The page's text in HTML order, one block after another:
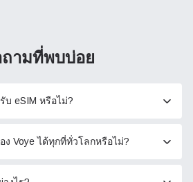
ามที่พบบ่อย
eSIM หรือไม่?
Voye ได้ทุกที่ทั่วโลกหรือไม่?